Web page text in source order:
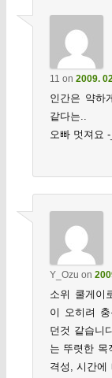
11 on 2009.
인간은 약하
같다는..
오빠 멋져요
Y_Ozu on
소위 쿨게이
이 오히려
던것 같습니
는 뚜렷한 목
격성, 시간에